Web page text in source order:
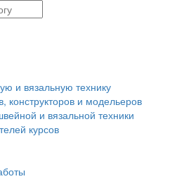
и вязальную технику
конструкторов и модельеров
и вязальной техники
курсов